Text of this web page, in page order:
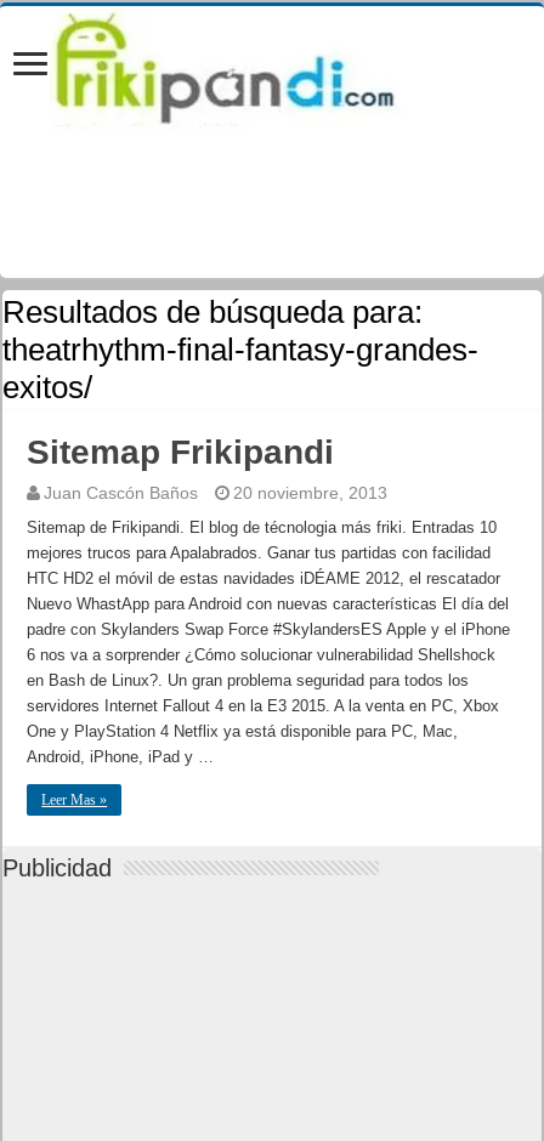
Resultados de búsqueda para:
theatrhythm-final-fantasy-grandes-
exitos/
Sitemap Frikipandi
Juan Cascón Baños 20 noviembre, 2013
Sitemap de Frikipandi. El blog de técnologia más friki. Entradas 10
mejores trucos para Apalabrados. Ganar tus partidas con facilidad
HTC HD2 el móvil de estas navidades iDÉAME 2012, el rescatador
Nuevo WhastApp para Android con nuevas características El día del
padre con Skylanders Swap Force #SkylandersES Apple y el iPhone
6 nos va a sorprender ¿Cómo solucionar vulnerabilidad Shellshock
en Bash de Linux?. Un gran problema seguridad para todos los
servidores Internet Fallout 4 en la E3 2015. A la venta en PC, Xbox
One y PlayStation 4 Netflix ya está disponible para PC, Mac,
Android, iPhone, iPad y …
Leer Mas »
Publicidad